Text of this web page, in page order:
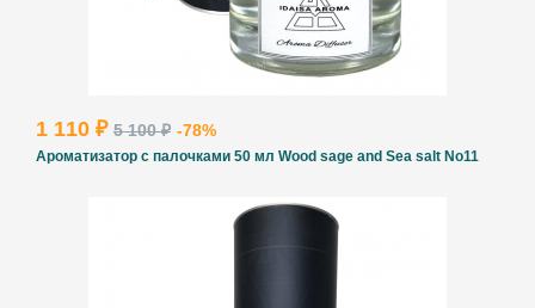
1 110 ₽ 5 100 ₽ -78%
Ароматизатор с палочками 50 мл Wood sage and Sea salt No11